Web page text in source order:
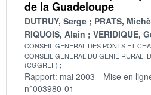
de la Guadeloupe
DUTRUY, Serge PRATS,
RIQUOIS, Alain
VERIDIQUE,
CONSEIL GENERAL DES PONTS ET
CONSEIL GENERAL DU GENIE RURAL,
(CGGREF)
Rapport: mai 2003 Mise en
n°003980-01